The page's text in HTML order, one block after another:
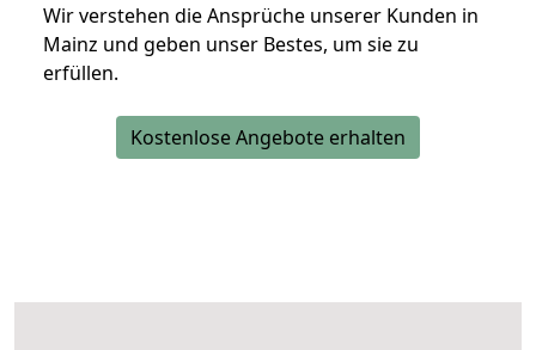
Wir verstehen die Ansprüche unserer Kunden in
Mainz und geben unser Bestes, um sie zu
erfüllen.
Kostenlose Angebote erhalten